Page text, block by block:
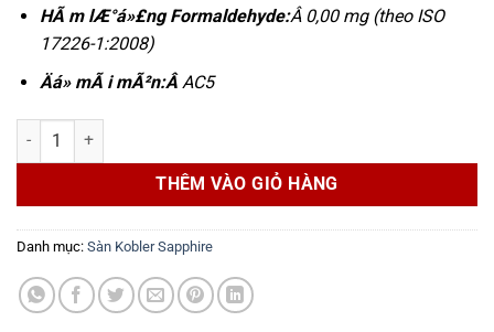
HÃ m lÆ°á»£ng Formaldehyde:Â 0,00 mg (theo ISO
17226-1:2008)
Äá» mÃ i mÃ²n:ÂAC5
SÀN KOBLER tinh thể đá muối Himalaya SX K32 - Sapphire Xtreme
THÊM VÀO GIỎ HÀNG
Danh mục: Sàn Kobler Sapphire